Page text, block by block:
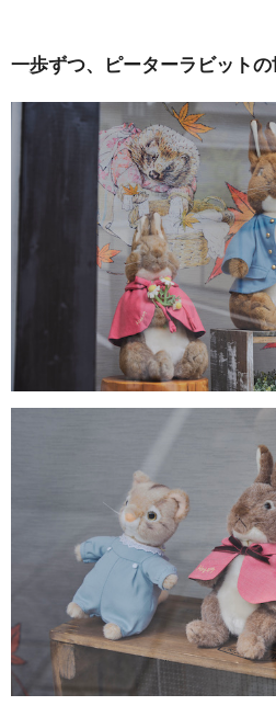
一歩ずつ、ピーターラビット